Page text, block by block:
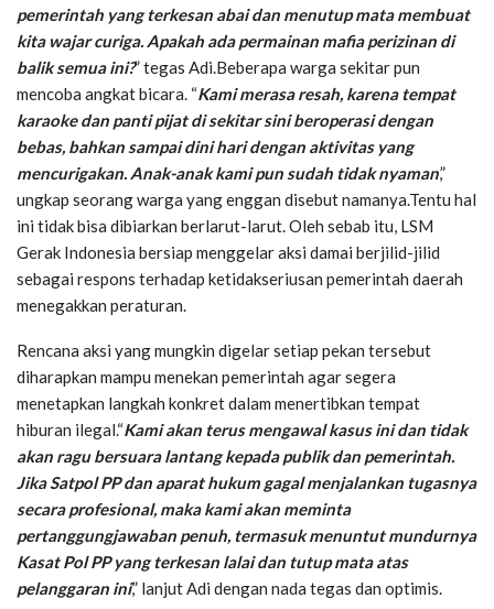
pemerintah yang terkesan abai dan menutup mata membuat
kita wajar curiga. Apakah ada permainan mafia perizinan di
balik semua ini?” tegas Adi.Beberapa warga sekitar pun
mencoba angkat bicara. “Kami merasa resah, karena tempat
karaoke dan panti pijat di sekitar sini beroperasi dengan
bebas, bahkan sampai dini hari dengan aktivitas yang
mencurigakan. Anak-anak kami pun sudah tidak nyaman,”
ungkap seorang warga yang enggan disebut namanya.Tentu hal
ini tidak bisa dibiarkan berlarut-larut. Oleh sebab itu, LSM
Gerak Indonesia bersiap menggelar aksi damai berjilid-jilid
sebagai respons terhadap ketidakseriusan pemerintah daerah
menegakkan peraturan.
Rencana aksi yang mungkin digelar setiap pekan tersebut
diharapkan mampu menekan pemerintah agar segera
menetapkan langkah konkret dalam menertibkan tempat
hiburan ilegal.“Kami akan terus mengawal kasus ini dan tidak
akan ragu bersuara lantang kepada publik dan pemerintah.
Jika Satpol PP dan aparat hukum gagal menjalankan tugasnya
secara profesional, maka kami akan meminta
pertanggungjawaban penuh, termasuk menuntut mundurnya
Kasat Pol PP yang terkesan lalai dan tutup mata atas
pelanggaran ini,” lanjut Adi dengan nada tegas dan optimis.